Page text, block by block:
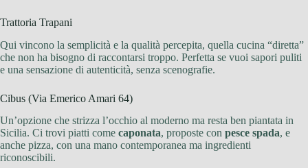
Trattoria Trapani
Qui vincono la semplicità e la qualità percepita, quella cucina “diretta”
che non ha bisogno di raccontarsi troppo. Perfetta se vuoi sapori puliti
e una sensazione di autenticità, senza scenografie.
Cibus (Via Emerico Amari 64)
Un’opzione che strizza l’occhio al moderno ma resta ben piantata in
Sicilia. Ci trovi piatti come caponata, proposte con pesce spada, e
anche pizza, con una mano contemporanea ma ingredienti
riconoscibili.